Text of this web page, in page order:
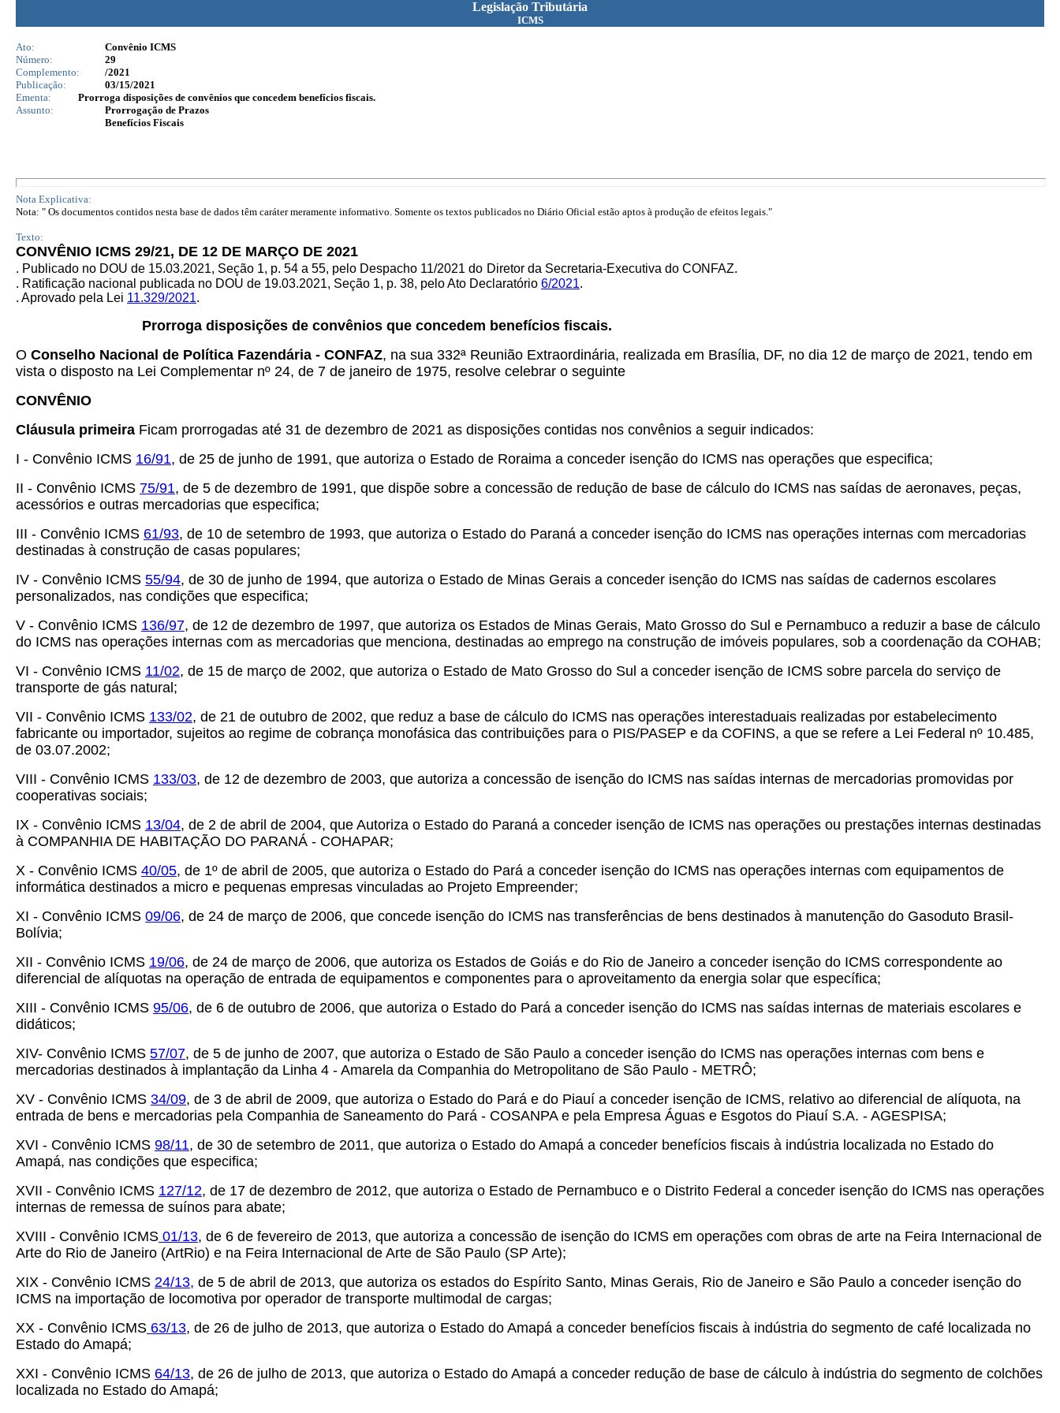
Legislação Tributária
ICMS
Ato:
Convênio ICMS
Número:
29
Complemento:
/2021
Publicação:
03/15/2021
Ementa:
Prorroga disposições de convênios que concedem benefícios fiscais.
Assunto:
Prorrogação de Prazos
Benefícios Fiscais
Nota Explicativa:
Nota: " Os documentos contidos nesta base de dados têm caráter meramente informativo. Somente os textos publicados no Diário Oficial estão aptos à produção de efeitos legais."
Texto:
CONVÊNIO ICMS 29/21, DE 12 DE MARÇO DE 2021
. Publicado no DOU de 15.03.2021, Seção 1, p. 54 a 55, pelo Despacho 11/2021 do Diretor da Secretaria-Executiva do CONFAZ.
. Ratificação nacional publicada no DOU de 19.03.2021, Seção 1, p. 38, pelo Ato Declaratório 6/2021.
. Aprovado pela Lei 11.329/2021.
Prorroga disposições de convênios que concedem benefícios fiscais.
O Conselho Nacional de Política Fazendária - CONFAZ, na sua 332ª Reunião Extraordinária, realizada em Brasília, DF, no dia 12 de março de 2021, tendo em
vista o disposto na Lei Complementar nº 24, de 7 de janeiro de 1975, resolve celebrar o seguinte
CONVÊNIO
Cláusula primeira Ficam prorrogadas até 31 de dezembro de 2021 as disposições contidas nos convênios a seguir indicados:
I - Convênio ICMS 16/91, de 25 de junho de 1991, que autoriza o Estado de Roraima a conceder isenção do ICMS nas operações que especifica;
II - Convênio ICMS 75/91, de 5 de dezembro de 1991, que dispõe sobre a concessão de redução de base de cálculo do ICMS nas saídas de aeronaves, peças,
acessórios e outras mercadorias que especifica;
III - Convênio ICMS 61/93, de 10 de setembro de 1993, que autoriza o Estado do Paraná a conceder isenção do ICMS nas operações internas com mercadorias
destinadas à construção de casas populares;
IV - Convênio ICMS 55/94, de 30 de junho de 1994, que autoriza o Estado de Minas Gerais a conceder isenção do ICMS nas saídas de cadernos escolares
personalizados, nas condições que especifica;
V - Convênio ICMS 136/97, de 12 de dezembro de 1997, que autoriza os Estados de Minas Gerais, Mato Grosso do Sul e Pernambuco a reduzir a base de cálculo
do ICMS nas operações internas com as mercadorias que menciona, destinadas ao emprego na construção de imóveis populares, sob a coordenação da COHAB;
VI - Convênio ICMS 11/02, de 15 de março de 2002, que autoriza o Estado de Mato Grosso do Sul a conceder isenção de ICMS sobre parcela do serviço de
transporte de gás natural;
VII - Convênio ICMS 133/02, de 21 de outubro de 2002, que reduz a base de cálculo do ICMS nas operações interestaduais realizadas por estabelecimento
fabricante ou importador, sujeitos ao regime de cobrança monofásica das contribuições para o PIS/PASEP e da COFINS, a que se refere a Lei Federal nº 10.485,
de 03.07.2002;
VIII - Convênio ICMS 133/03, de 12 de dezembro de 2003, que autoriza a concessão de isenção do ICMS nas saídas internas de mercadorias promovidas por
cooperativas sociais;
IX - Convênio ICMS 13/04, de 2 de abril de 2004, que Autoriza o Estado do Paraná a conceder isenção de ICMS nas operações ou prestações internas destinadas
à COMPANHIA DE HABITAÇÃO DO PARANÁ - COHAPAR;
X - Convênio ICMS 40/05, de 1º de abril de 2005, que autoriza o Estado do Pará a conceder isenção do ICMS nas operações internas com equipamentos de
informática destinados a micro e pequenas empresas vinculadas ao Projeto Empreender;
XI - Convênio ICMS 09/06, de 24 de março de 2006, que concede isenção do ICMS nas transferências de bens destinados à manutenção do Gasoduto Brasil-
Bolívia;
XII - Convênio ICMS 19/06, de 24 de março de 2006, que autoriza os Estados de Goiás e do Rio de Janeiro a conceder isenção do ICMS correspondente ao
diferencial de alíquotas na operação de entrada de equipamentos e componentes para o aproveitamento da energia solar que específica;
XIII - Convênio ICMS 95/06, de 6 de outubro de 2006, que autoriza o Estado do Pará a conceder isenção do ICMS nas saídas internas de materiais escolares e
didáticos;
XIV- Convênio ICMS 57/07, de 5 de junho de 2007, que autoriza o Estado de São Paulo a conceder isenção do ICMS nas operações internas com bens e
mercadorias destinados à implantação da Linha 4 - Amarela da Companhia do Metropolitano de São Paulo - METRÔ;
XV - Convênio ICMS 34/09, de 3 de abril de 2009, que autoriza o Estado do Pará e do Piauí a conceder isenção de ICMS, relativo ao diferencial de alíquota, na
entrada de bens e mercadorias pela Companhia de Saneamento do Pará - COSANPA e pela Empresa Águas e Esgotos do Piauí S.A. - AGESPISA;
XVI - Convênio ICMS 98/11, de 30 de setembro de 2011, que autoriza o Estado do Amapá a conceder benefícios fiscais à indústria localizada no Estado do
Amapá, nas condições que especifica;
XVII - Convênio ICMS 127/12, de 17 de dezembro de 2012, que autoriza o Estado de Pernambuco e o Distrito Federal a conceder isenção do ICMS nas operações
internas de remessa de suínos para abate;
XVIII - Convênio ICMS 01/13, de 6 de fevereiro de 2013, que autoriza a concessão de isenção do ICMS em operações com obras de arte na Feira Internacional de
Arte do Rio de Janeiro (ArtRio) e na Feira Internacional de Arte de São Paulo (SP Arte);
XIX - Convênio ICMS 24/13, de 5 de abril de 2013, que autoriza os estados do Espírito Santo, Minas Gerais, Rio de Janeiro e São Paulo a conceder isenção do
ICMS na importação de locomotiva por operador de transporte multimodal de cargas;
XX - Convênio ICMS 63/13, de 26 de julho de 2013, que autoriza o Estado do Amapá a conceder benefícios fiscais à indústria do segmento de café localizada no
Estado do Amapá;
XXI - Convênio ICMS 64/13, de 26 de julho de 2013, que autoriza o Estado do Amapá a conceder redução de base de cálculo à indústria do segmento de colchões
localizada no Estado do Amapá;